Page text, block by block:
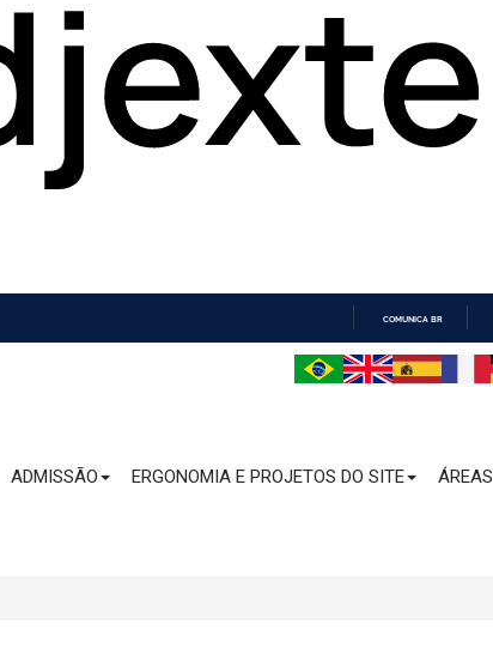
COMUNICA BR
ADMISSÃO ERGONOMIA E PROJETOS DO SITE ÁREAS